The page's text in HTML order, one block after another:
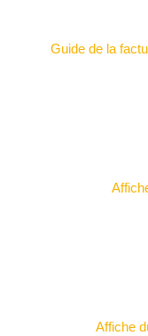
Guide de la
Affiche